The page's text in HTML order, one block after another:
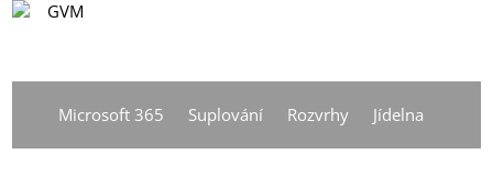
DE
Microsoft 365 Suplování Rozvrhy Jídelna